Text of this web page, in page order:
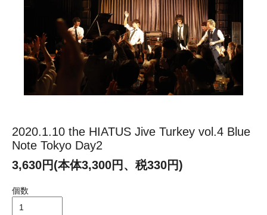
2020.1.10 the HIATUS Jive Turkey vol.4 Blue
Note Tokyo Day2
3,630円(本体3,300円、税330円)
個数